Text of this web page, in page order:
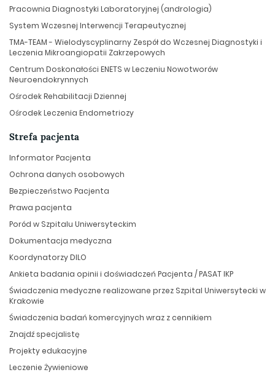
Pracownia Diagnostyki Laboratoryjnej (andrologia)
System Wczesnej Interwencji Terapeutycznej
TMA-TEAM - Wielodyscyplinarny Zespół do Wczesnej Diagnostyki i
Leczenia Mikroangiopatii Zakrzepowych
Centrum Doskonałości ENETS w Leczeniu Nowotworów
Neuroendokrynnych
Ośrodek Rehabilitacji Dziennej
Ośrodek Leczenia Endometriozy
Strefa pacjenta
Informator Pacjenta
Ochrona danych osobowych
Bezpieczeństwo Pacjenta
Prawa pacjenta
Poród w Szpitalu Uniwersyteckim
Dokumentacja medyczna
Koordynatorzy DILO
Ankieta badania opinii i doświadczeń Pacjenta / PASAT IKP
Świadczenia medyczne realizowane przez Szpital Uniwersytecki w
Krakowie
Świadczenia badań komercyjnych wraz z cennikiem
Znajdź specjalistę
Projekty edukacyjne
Leczenie Żywieniowe